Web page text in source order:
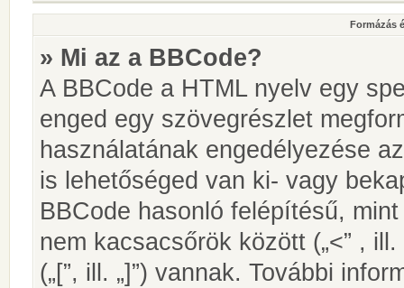
Formázás
» Mi az a BBCode?
A BBCode a HTML nyelv egy
enged egy szövegrészlet
használatának engedélyezése
is lehetőséged van ki- vagy
BBCode hasonló felépítésű,
nem kacsacsőrök között („<” ,
(„[”, ill. „]”) vannak. További